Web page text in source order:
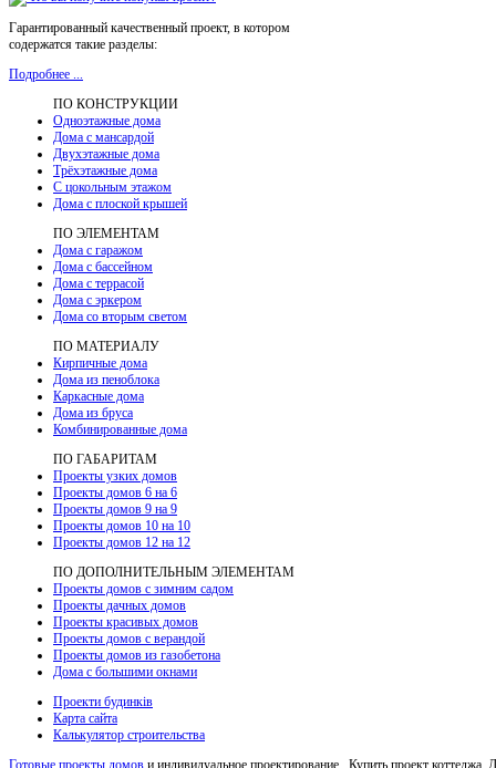
Гарантированный качественный проект, в котором
содержатся такие разделы:
Подробнее ...
ПО КОНСТРУКЦИИ
Одноэтажные дома
Дома с мансардой
Двухэтажные дома
Трёхэтажные дома
С цокольным этажом
Дома с плоской крышей
ПО ЭЛЕМЕНТАМ
Дома с гаражом
Дома с бассейном
Дома с террасой
Дома с эркером
Дома со вторым светом
ПО МАТЕРИАЛУ
Кирпичные дома
Дома из пеноблока
Каркасные дома
Дома из бруса
Комбинированные дома
ПО ГАБАРИТАМ
Проекты узких домов
Проекты домов 6 на 6
Проекты домов 9 на 9
Проекты домов 10 на 10
Проекты домов 12 на 12
ПО ДОПОЛНИТЕЛЬНЫМ ЭЛЕМЕНТАМ
Проекты домов с зимним садом
Проекты дачных домов
Проекты красивых домов
Проекты домов с верандой
Проекты домов из газобетона
Дома с большими окнами
Проекти будинків
Карта сайта
Калькулятор строительства
Готовые проекты домов и индивидуальное проектирование. Купить проект